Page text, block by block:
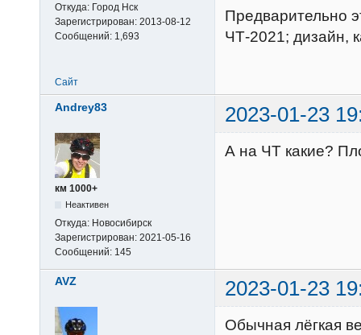
Откуда: Город Нск
Зарегистрирован: 2013-08-12
Сообщений: 1,693
Предварительно
ЧТ-2021; дизайн,
Сайт
Andrey83 2023-01-23
км 1000+
Неактивен
Откуда: Новосибирск
Зарегистрирован: 2021-05-16
Сообщений: 145
А на ЧТ какие?
AVZ 2023-01-23
Обычная лёгкая